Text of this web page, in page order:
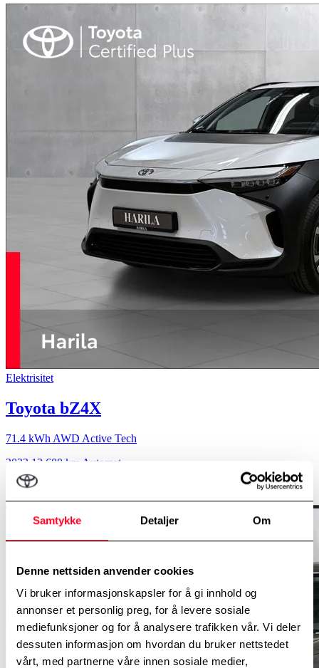
Samtykke Detaljer Om
Denne nettsiden anvender cookies
Vi bruker informasjonskapsler for å gi innhold og
annonser et personlig preg, for å levere sosiale
mediefunksjoner og for å analysere trafikken vår. Vi deler
dessuten informasjon om hvordan du bruker nettstedet
vårt, med partnerne våre innen sosiale medier,
Elektrisitet
Toyota bZ4X
71.4 kWh AWD Active Tech
2023 13 600 km Automat
kr 409 000,-